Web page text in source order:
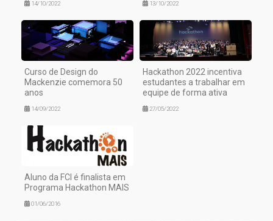
14/10/2022 13/10/2022
Curso de Design do
Mackenzie comemora 50
anos
14/09/2022
Hackathon 2022 incentiva
estudantes a trabalhar em
equipe de forma ativa
27/05/2022
Aluno da FCI é finalista em
Programa Hackathon MAIS
01/06/2016